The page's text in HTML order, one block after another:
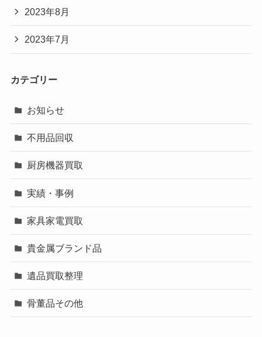
2023年8月
2023年7月
カテゴリー
お知らせ
不用品回収
厨房機器買取
実績・事例
家具家電買取
貴金属ブランド品
遺品買取整理
骨董品その他